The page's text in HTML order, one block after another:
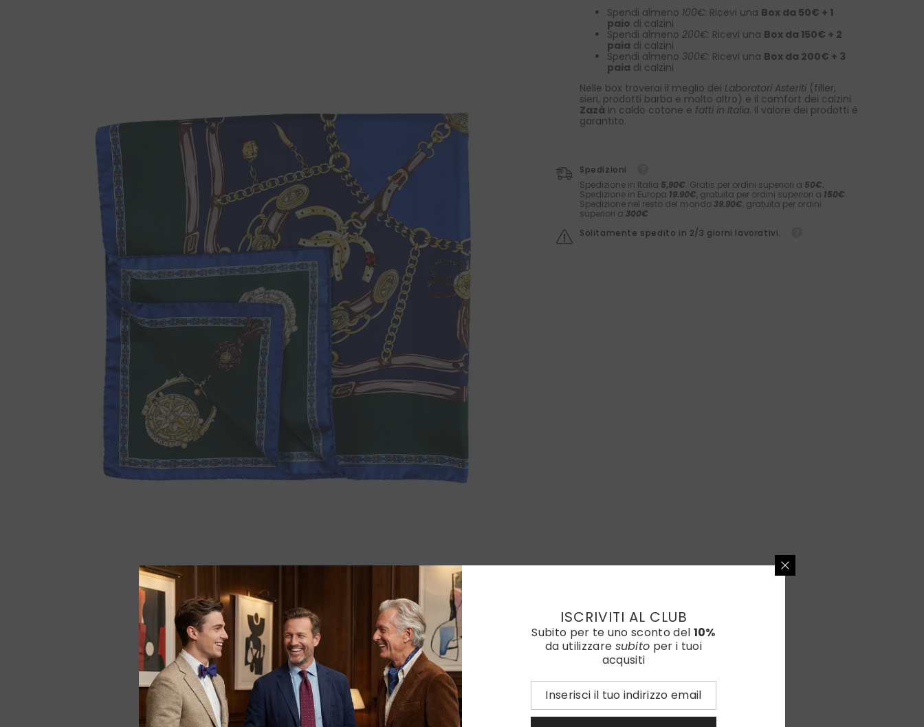
Spendi almeno 100€: Ricevi una Box da 50€ + 1
paio di calzini
Spendi almeno200€: Ricevi una Box da 150€ + 2
paia di calzini
Spendi almeno 300€: Ricevi una Box da 200€ + 3
paia di calzini
Nelle box troverai il meglio dei Laboratori Asteriti (filler,
sieri, prodotti barba e molto altro) e il comfort dei calzini
Zazà in caldo cotone e fatti in Italia. Il valore dei prodotti è
garantito.
Spedizioni
Spedizione in Italia 5,90€. Gratis per ordini superiori a 50€.
Spedizione in Europa 19.90€, gratuita per ordini superiori a 150€.
Spedizione nel resto del mondo 39.90€, gratuita per ordini
superiori a 300€
Solitamente spedito in 2/3 giorni lavorativi.
ISCRIVITI AL CLUB
Subito per te uno sconto del 10%
da utilizzare subito per i tuoi
acqusiti